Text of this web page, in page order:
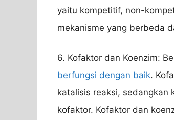
yaitu kompetitif, non-
mekanisme yang berbeda
6. Kofaktor dan Koenzim:
berfungsi dengan baik.
katalisis reaksi, sedangkan
kofaktor. Kofaktor dan